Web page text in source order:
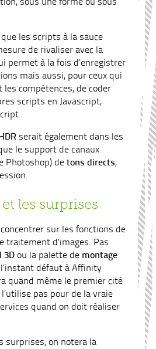
les scripts à la sauce
de rivaliser avec la
permet à la fois d’enregistrer
mais aussi, pour ceux qui
les compétences, de coder
scripts en Javascript,
HDR serait également dans les
le support de canaux
Photoshop) detons directs,
les surprises
sur les fonctions de
traitement d’images. Pas
3D ou la palette de montage
défaut à Affinity
quand même le premier cité
pas pour de la vraie
quand on doit réaliser
surprises, on notera la